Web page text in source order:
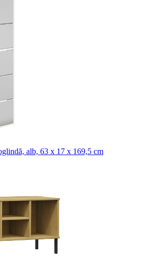
alb, 63 x 17 x 169,5 cm